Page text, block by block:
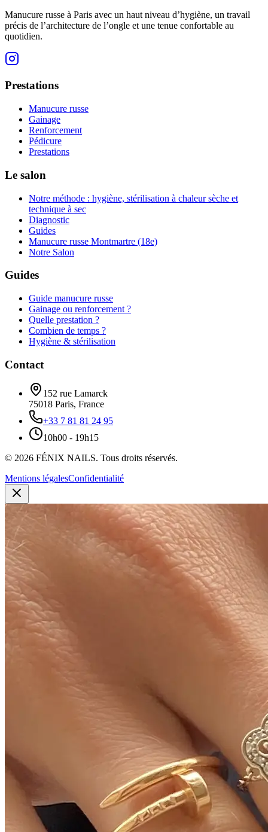
Manucure russe à Paris avec un haut niveau d’hygiène, un travail
précis de l’architecture de l’ongle et une tenue confortable au
quotidien.
Prestations
Manucure russe
Gainage
Renforcement
Pédicure
Prestations
Le salon
Notre méthode : hygiène, stérilisation à chaleur sèche et
technique à sec
Diagnostic
Guides
Manucure russe Montmartre (18e)
Notre Salon
Guides
Guide manucure russe
Gainage ou renforcement ?
Quelle prestation ?
Combien de temps ?
Hygiène & stérilisation
Contact
152 rue Lamarck
75018 Paris, France
+33 7 81 81 24 95
10h00 - 19h15
© 2026 FÉNIX NAILS. Tous droits réservés.
Mentions légalesConfidentialité